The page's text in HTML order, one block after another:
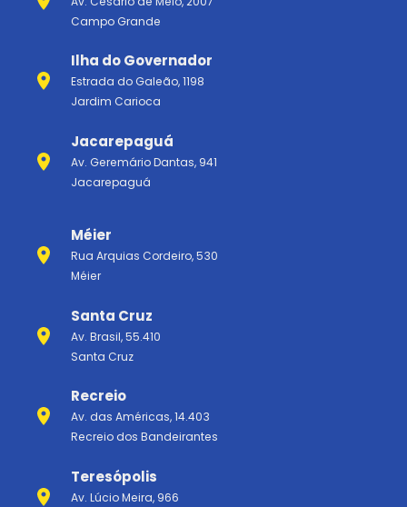
Campo Grande
Ilha do Governador
Estrada do Galeão, 1198
Jardim Carioca
Jacarepaguá
Av. Geremário Dantas, 941
Jacarepaguá
Méier
Rua Arquias Cordeiro, 530
Méier
Santa Cruz
Av. Brasil, 55.410
Santa Cruz
Recreio
Av. das Américas, 14.403
Recreio dos Bandeirantes
Teresópolis
Av. Lúcio Meira, 966